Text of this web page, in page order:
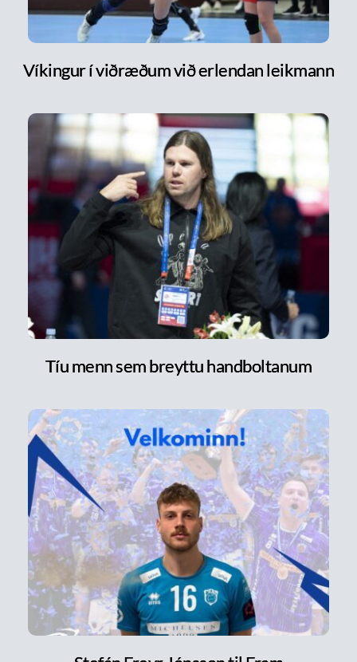
Víkingur í viðræðum við erlendan leikmann
Tíu menn sem breyttu handboltanum